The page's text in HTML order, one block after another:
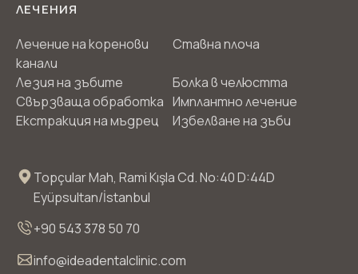
ЛЕЧЕНИЯ
Лечение на коренови
канали
Ставна плоча
Лезия на зъбите
Болка в челюстта
Свързваща обработка Имплантно лечение
Екстракция на мъдрец
Избелване на зъби
Topçular Mah, Rami Kışla Cd. No:40 D:44D
Eyüpsultan/İstanbul
+90 543 378 50 70
info@ideadentalclinic.com